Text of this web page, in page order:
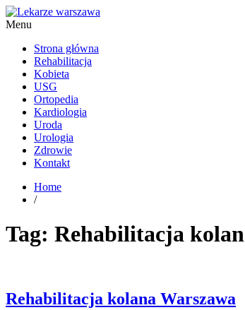
Menu
Strona główna
Rehabilitacja
Kobieta
USG
Ortopedia
Kardiologia
Uroda
Urologia
Zdrowie
Kontakt
Home
/
Tag: Rehabilitacja kolan
Rehabilitacja kolana Warszawa